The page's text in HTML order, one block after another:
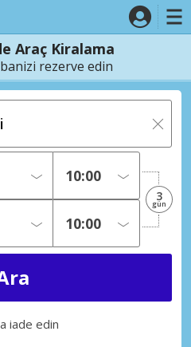
Araç Kiralama
rezerve edin
3
gün
iade edin